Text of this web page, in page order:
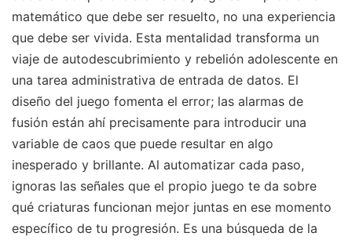
matemático que debe ser resuelto, no una experiencia
que debe ser vivida. Esta mentalidad transforma un
viaje de autodescubrimiento y rebelión adolescente en
una tarea administrativa de entrada de datos. El
diseño del juego fomenta el error; las alarmas de
fusión están ahí precisamente para introducir una
variable de caos que puede resultar en algo
inesperado y brillante. Al automatizar cada paso,
ignoras las señales que el propio juego te da sobre
qué criaturas funcionan mejor juntas en ese momento
específico de tu progresión. Es una búsqueda de la